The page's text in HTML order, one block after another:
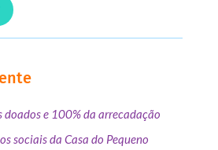
doados e 100% da arrecadação
sociais da Casa do Pequeno